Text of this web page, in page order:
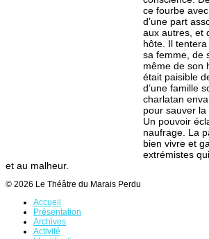
ce fourbe
d’une part
aux autres, et
hôte. Il
sa femme, de
même de son
était paisible
d’une famille
charlatan
pour sauver la
Un pouvoir
naufrage. La
bien vivre et
extrémistes
et au malheur.
© 2026 Le Théâtre du Marais Perdu
Accueil
Présentation
Archives
Activité